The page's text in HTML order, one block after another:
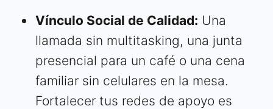
Vínculo Social de Calidad: Una
llamada sin multitasking, una junta
presencial para un café o una cena
familiar sin celulares en la mesa.
Fortalecer tus redes de apoyo es